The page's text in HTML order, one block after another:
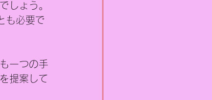
しょう。
も必要で
一つの手
提案して